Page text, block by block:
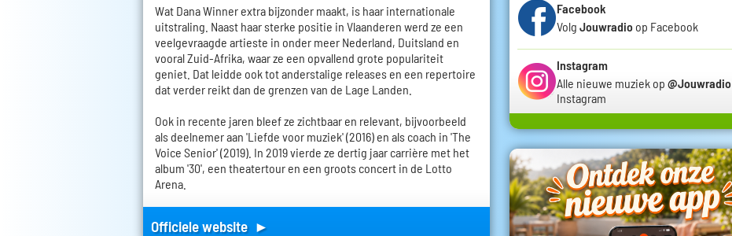
Wat Dana Winner extra bijzonder maakt, is haar internationale
uitstraling. Naast haar sterke positie in Vlaanderen werd ze een
veelgevraagde artieste in onder meer Nederland, Duitsland en
vooral Zuid-Afrika, waar ze een opvallend grote populariteit
geniet. Dat leidde ook tot anderstalige releases en een repertoire
dat verder reikt dan de grenzen van de Lage Landen.
Ook in recente jaren bleef ze zichtbaar en relevant, bijvoorbeeld
als deelnemer aan 'Liefde voor muziek' (2016) en als coach in 'The
Voice Senior' (2019). In 2019 vierde ze dertig jaar carrière met het
album '30', een theatertour en een groots concert in de Lotto
Arena.
Officiele website ►
Facebook
Volg Jouwradio op Facebook
Instagram
Alle nieuwe muziek op @Jouwradio
Instagram